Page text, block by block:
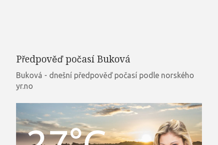
Předpověď počasí Buková
Buková - dnešní předpověď počasí podle norského
yr.no